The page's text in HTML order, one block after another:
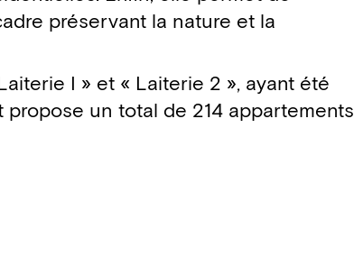
préservant la nature et la
I » et « Laiterie 2 », ayant été
un total de 214 appartements